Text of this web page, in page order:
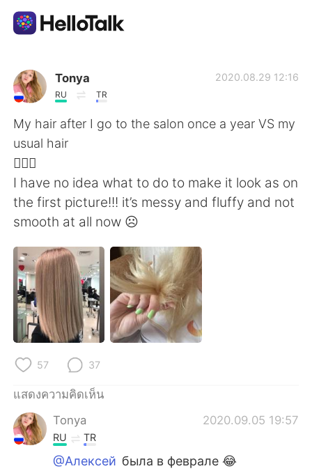
แอปแลกเปลี่ยนทางภาษา
AI Grammar Checker
ไทย
English 简体中文
繁體中文 Español
العربية Français
Deutsch 日本語
Indonesia
Türkçe
Português
Tonya
RU TR
2020.08.29 12:16
My hair after I go to the salon once a year VS my
usual hair
🤦🏼‍♀️
I have no idea what to do to make it look as on
the first picture!!! it’s messy and fluffy and not
smooth at all now ☹️
57 37
แสดงความคิดเห็น
Tonya
2020.09.05 19:57
RU TR
@Алексей была в феврале 😂